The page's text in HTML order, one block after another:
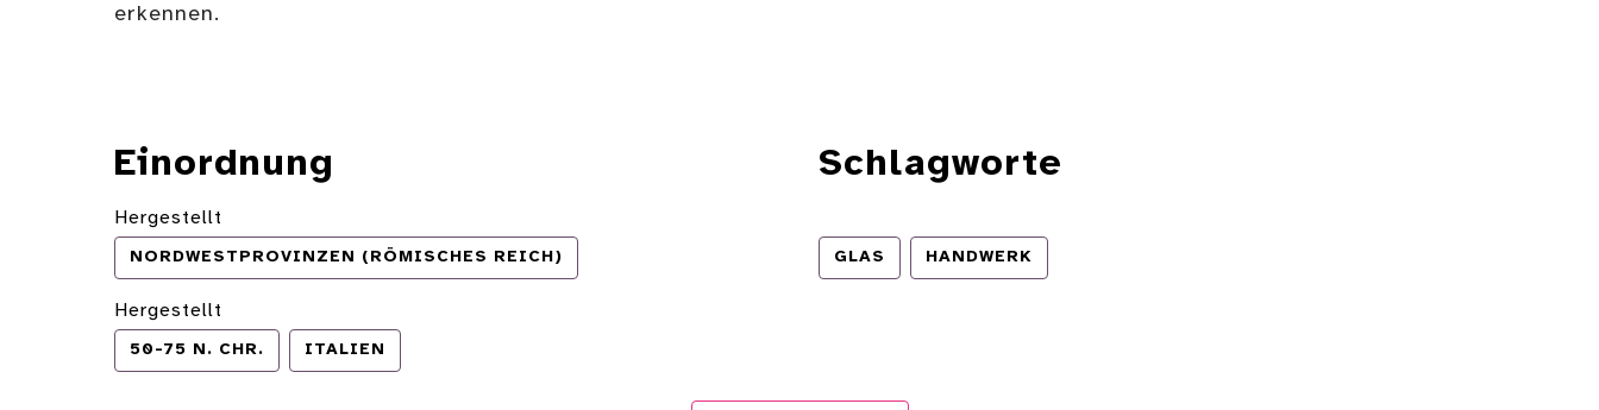
erkennen.
Einordnung
Hergestellt
NORDWESTPROVINZEN (RÖMISCHES REICH)
Hergestellt
50-75 N. CHR. ITALIEN
Schlagworte
GLAS HANDWERK